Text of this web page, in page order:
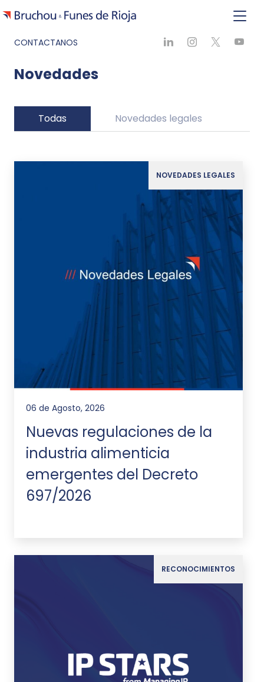
CONTACTANOS
Novedades
Todas Novedades legales
NOVEDADES LEGALES
06 de Agosto, 2026
Nuevas regulaciones de la
industria alimenticia
emergentes del Decreto
697/2026
RECONOCIMIENTOS